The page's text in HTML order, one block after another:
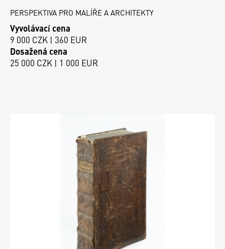
PERSPEKTIVA PRO MALÍŘE A ARCHITEKTY
Vyvolávací cena
9 000 CZK | 360 EUR
Dosažená cena
25 000 CZK | 1 000 EUR